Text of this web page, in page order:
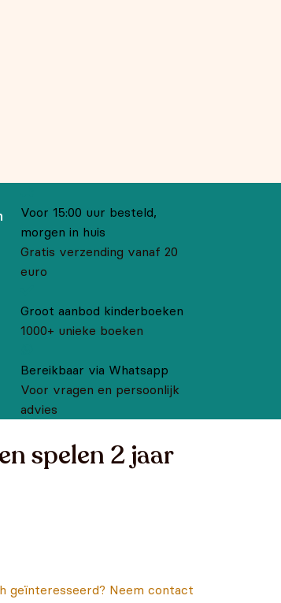
Voor 15:00 uur besteld,
morgen in huis
Gratis verzending vanaf 20
euro
Groot aanbod kinderboeken
1000+ unieke boeken
Bereikbaar via Whatsapp
Voor vragen en persoonlijk
advies
spelen 2 jaar
geïnteresseerd? Neem contact